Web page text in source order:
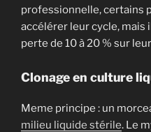
professionnelle, certains
accélérer leur cycle, mais
perte de 10 à 20 % sur
Clonage en culture
Meme principe : un
milieu liquide stérile. Le